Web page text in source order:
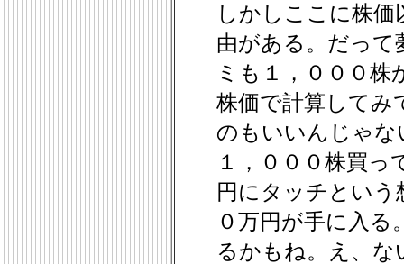
しかしここに株
由がある。だって
ミも１，０００
株価で計算してみ
のもいいんじゃ
１，０００株買っ
円にタッチとい
０万円が手に入
るかもね。え、